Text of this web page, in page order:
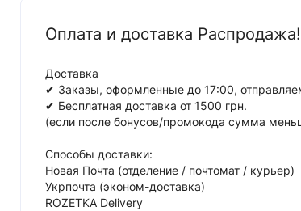
Оплата и доставка
Доставка
✔ Заказы, оформленные до 17:00,
✔ Бесплатная доставка от 1500 грн.
(если после бонусов/промокода сумма
Способы доставки:
Новая Почта (отделение / почтомат / курьер)
Укрпочта (эконом-доставка)
ROZETKA Delivery